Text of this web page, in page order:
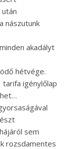
nászutunk
akadályt
hétvége.
tarifa igénylőlap
sem
rozsdamentes